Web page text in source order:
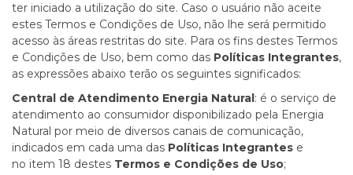
ter iniciado a utilização do site. Caso o usuário não aceite
estes Termos e Condições de Uso, não lhe será permitido
acesso às áreas restritas do site. Para os fins destes Termos
e Condições de Uso, bem como das Políticas Integrantes,
as expressões abaixo terão os seguintes significados:
Central de Atendimento Energia Natural: é o serviço de
atendimento ao consumidor disponibilizado pela Energia
Natural por meio de diversos canais de comunicação,
indicados em cada uma das Políticas Integrantes e
no item 18 destes Termos e Condições de Uso;